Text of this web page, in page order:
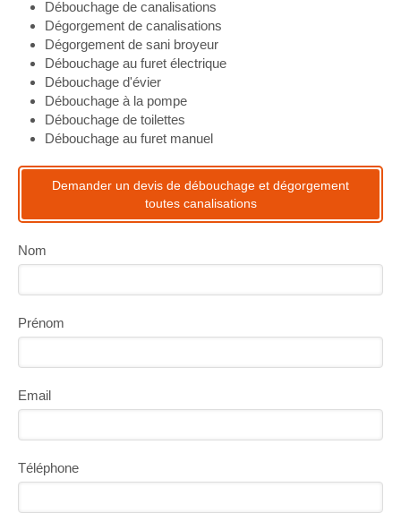
Débouchage de canalisations
Dégorgement de canalisations
Dégorgement de sani broyeur
Débouchage au furet électrique
Débouchage d'évier
Débouchage à la pompe
Débouchage de toilettes
Débouchage au furet manuel
Demander un devis de débouchage et dégorgement
toutes canalisations
Nom
Prénom
Email
Téléphone